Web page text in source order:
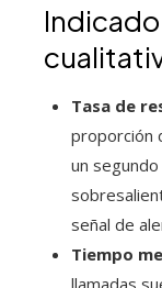
Tasa de
proporción
un
señal de
Tiempo
llamadas